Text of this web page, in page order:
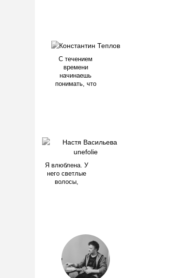
С течением
времени
начинаешь
понимать, что
Я влюблена. У
него светлые
волосы,